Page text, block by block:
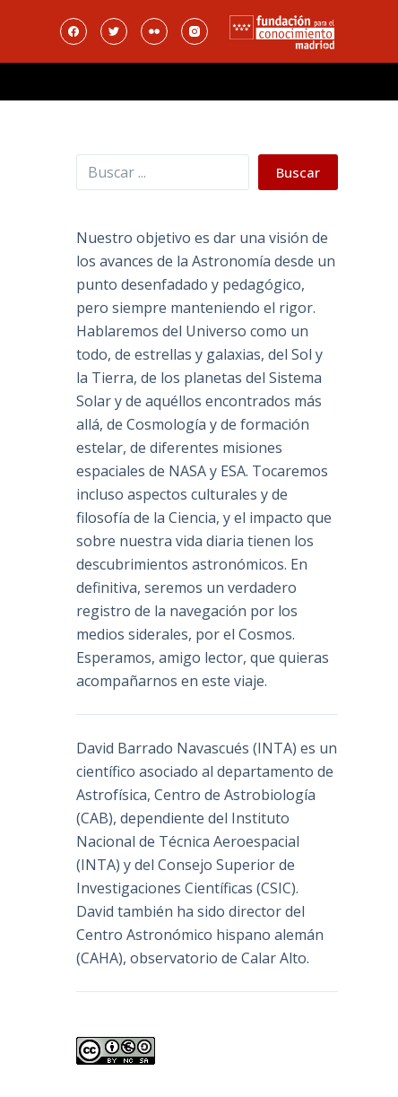
Buscar Buscar
Nuestro objetivo es dar una visión de
los avances de la Astronomía desde un
punto desenfadado y pedagógico,
pero siempre manteniendo el rigor.
Hablaremos del Universo como un
todo, de estrellas y galaxias, del Sol y
la Tierra, de los planetas del Sistema
Solar y de aquéllos encontrados más
allá, de Cosmología y de formación
estelar, de diferentes misiones
espaciales de NASA y ESA. Tocaremos
incluso aspectos culturales y de
filosofía de la Ciencia, y el impacto que
sobre nuestra vida diaria tienen los
descubrimientos astronómicos. En
definitiva, seremos un verdadero
registro de la navegación por los
medios siderales, por el Cosmos.
Esperamos, amigo lector, que quieras
acompañarnos en este viaje.
David Barrado Navascués (INTA) es un
científico asociado al departamento de
Astrofísica, Centro de Astrobiología
(CAB), dependiente del Instituto
Nacional de Técnica Aeroespacial
(INTA) y del Consejo Superior de
Investigaciones Científicas (CSIC).
David también ha sido director del
Centro Astronómico hispano alemán
(CAHA), observatorio de Calar Alto.